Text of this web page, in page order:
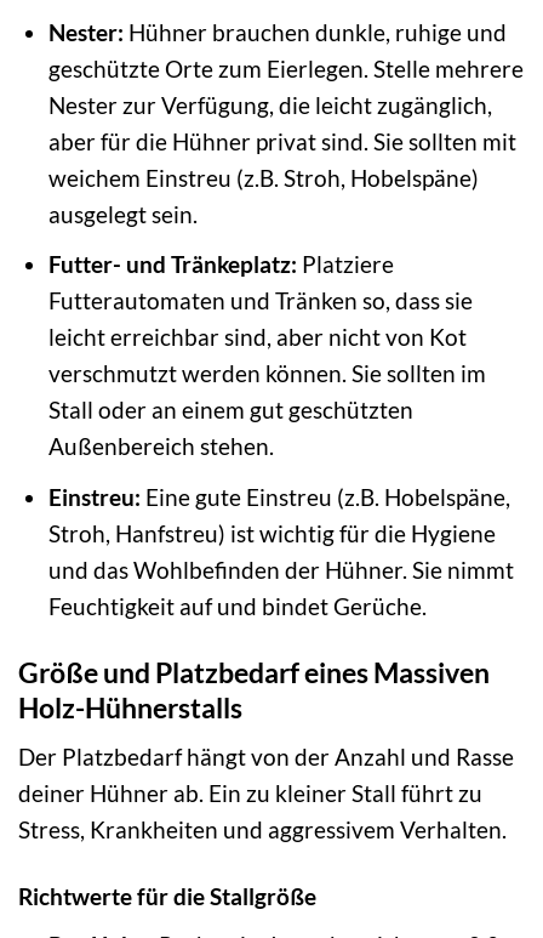
Nester: Hühner brauchen dunkle, ruhige und
geschützte Orte zum Eierlegen. Stelle mehrere
Nester zur Verfügung, die leicht zugänglich,
aber für die Hühner privat sind. Sie sollten mit
weichem Einstreu (z.B. Stroh, Hobelspäne)
ausgelegt sein.
Futter- und Tränkeplatz: Platziere
Futterautomaten und Tränken so, dass sie
leicht erreichbar sind, aber nicht von Kot
verschmutzt werden können. Sie sollten im
Stall oder an einem gut geschützten
Außenbereich stehen.
Einstreu: Eine gute Einstreu (z.B. Hobelspäne,
Stroh, Hanfstreu) ist wichtig für die Hygiene
und das Wohlbefinden der Hühner. Sie nimmt
Feuchtigkeit auf und bindet Gerüche.
Größe und Platzbedarf eines Massiven
Holz-Hühnerstalls
Der Platzbedarf hängt von der Anzahl und Rasse
deiner Hühner ab. Ein zu kleiner Stall führt zu
Stress, Krankheiten und aggressivem Verhalten.
Richtwerte für die Stallgröße